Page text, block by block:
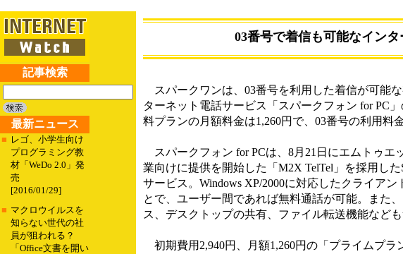
記事検索
最新ニュース
■ レゴ、小学生向け
プログラミング教
材「WeDo 2.0」発
売
[2016/01/29]
■ マクロウイルスを
知らない世代の社
員が狙われる？
「Office文書を開い
03番号で着信も可能なイン
スパークワンは、03番号を利用した着信が可能
ターネット電話サービス「スパークフォン for PC
料プランの月額料金は1,260円で、03番号の利用料
スパークフォン for PCは、8月21日にエムトゥエ
業向けに提供を開始した「M2X TelTel」を採用し
サービス。Windows XP/2000に対応したクライア
とで、ユーザー間であれば無料通話が可能。また
ス、デスクトップの共有、ファイル転送機能なども
初期費用2,940円、月額1,260円の「プライムプラ